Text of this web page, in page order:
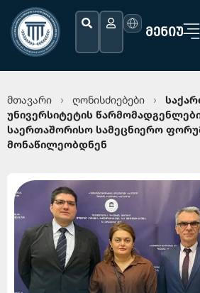
ᲛᲔᲜᲘᲣ
მთავარი › ღონისძიებები ›
უნივერსიტეტის
საერთაშორისო სამეცნიერო
მონაწილეობდნენ